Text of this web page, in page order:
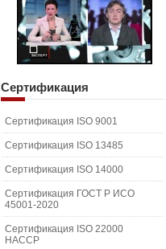
Сертификация
Сертификация ISO 9001
Сертификация ISO 13485
Сертификация ISO 14000
Сертификация ГОСТ Р ИСО
45001-2020
Сертификация ISO 22000
HACCP